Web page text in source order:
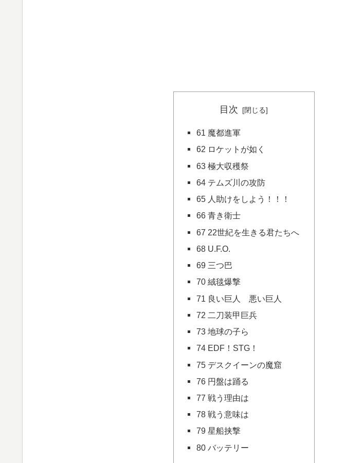
目次
61 魔都進軍
62 ロケットが如く
63 極大収穫祭
64 テムズ川の攻防
65 人助けをしよう！！！
66 青き衛士
67 22世紀を生きる君たちへ
68 U.F.O.
69 三つ巴
70 絨毯爆撃
71 良い巨人 悪い巨人
72 二刀装甲巨兵
73 地球の子ら
74 EDF！STG！
75 デスクイーンの魔窟
76 円盤は踊る
77 戦う理由は
78 戦う意味は
79 星船挟撃
80 バッテリー